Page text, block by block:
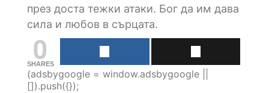
през доста тежки атаки. Бог да им дава
сила и любов в сърцата.
0
SHARES
(adsbygoogle = window.adsbygoogle ||
[]).push({});